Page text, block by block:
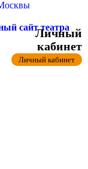
сайт театра
Личный
кабинет
Личный кабинет